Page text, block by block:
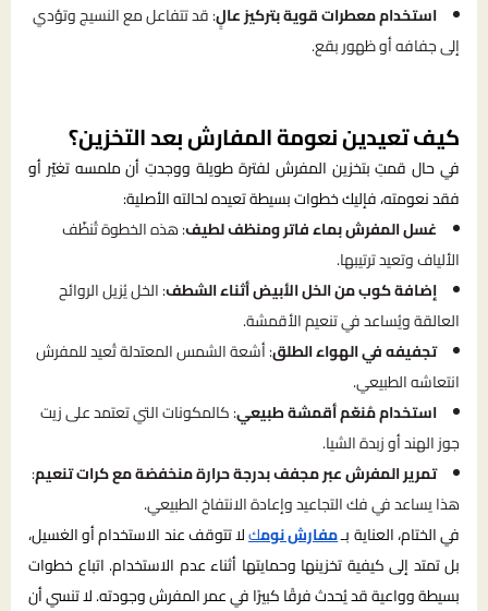
استخدام معطرات قوية بتركيز عالٍ: قد تتفاعل مع النسيج وتؤدي
إلى جفافه أو ظهور بقع.
كيف تعيدين نعومة المفارش بعد التخزين؟
في حال قمتِ بتخزين المفرش لفترة طويلة ووجدتِ أن ملمسه تغيّر أو
فقد نعومته، فإليك خطوات بسيطة تعيده لحالته الأصلية:
غسل المفرش بماء فاتر ومنظف لطيف: هذه الخطوة تُنظّف
الألياف وتعيد ترتيبها.
إضافة كوب من الخل الأبيض أثناء الشطف: الخل يُزيل الروائح
العالقة ويُساعد في تنعيم الأقمشة.
تجفيفه في الهواء الطلق: أشعة الشمس المعتدلة تُعيد للمفرش
انتعاشه الطبيعي.
استخدام مُنعّم أقمشة طبيعي: كالمكونات التي تعتمد على زيت
جوز الهند أو زبدة الشيا.
تمرير المفرش عبر مجفف بدرجة حرارة منخفضة مع كرات تنعيم:
هذا يساعد في فك التجاعيد وإعادة الانتفاخ الطبيعي.
في الختام، العناية بـمفارش نومكلا تتوقف عند الاستخدام أو الغسيل،
بل تمتد إلى كيفية تخزينها وحمايتها أثناء عدم الاستخدام. اتباع خطوات
بسيطة وواعية قد يُحدث فرقًا كبيرًا في عمر المفرش وجودته. لا تنسي أن